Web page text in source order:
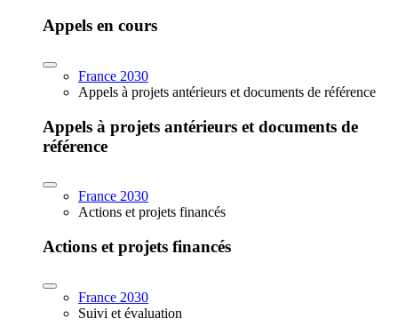
Appels en cours
France 2030
Appels à projets antérieurs et documents de référence
Appels à projets antérieurs et documents de
référence
France 2030
Actions et projets financés
Actions et projets financés
France 2030
Suivi et évaluation